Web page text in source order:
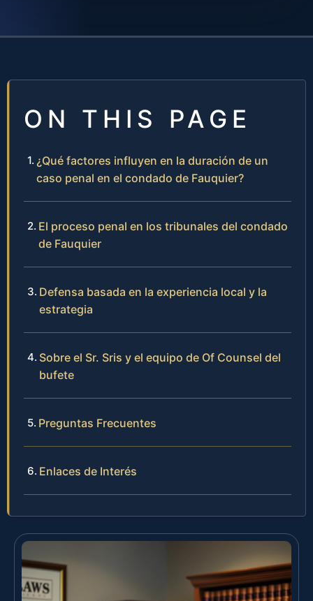
ON THIS PAGE
¿Qué factores influyen en la duración de un
caso penal en el condado de Fauquier?
El proceso penal en los tribunales del condado
de Fauquier
Defensa basada en la experiencia local y la
estrategia
Sobre el Sr. Sris y el equipo de Of Counsel del
bufete
Preguntas Frecuentes
Enlaces de Interés